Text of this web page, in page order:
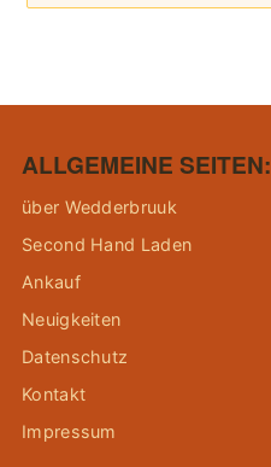
ALLGEMEINE SEITEN:
über Wedderbruuk
Second Hand Laden
Ankauf
Neuigkeiten
Datenschutz
Kontakt
Impressum